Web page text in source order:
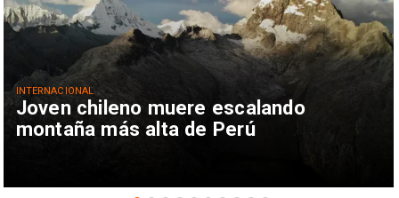
Joven chileno muere escalando
montaña más alta de Perú
INTERNACIONAL